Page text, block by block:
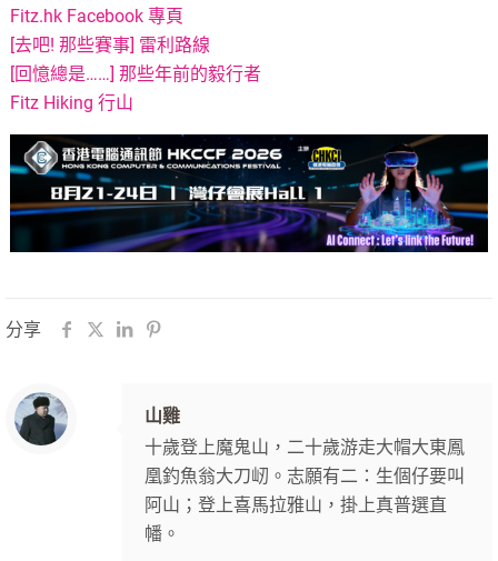
Fitz.hk Facebook 專頁
[去吧! 那些賽事] 雷利路線
[回憶總是……] 那些年前的毅行者
Fitz Hiking 行山
分享
山雞
十歲登上魔鬼山，二十歲游走大帽大東鳳
凰釣魚翁大刀屻。志願有二：生個仔要叫
阿山；登上喜馬拉雅山，掛上真普選直
幡。